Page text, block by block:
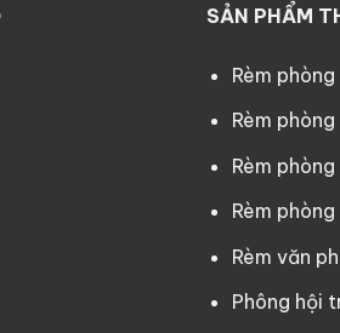
SẢN PHẨM
Rèm
Rèm phòng
Rèm phòng
Rèm
Rèm văn
Phông hội